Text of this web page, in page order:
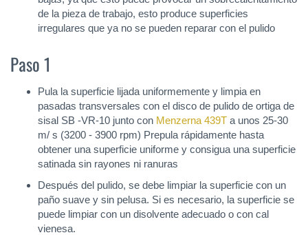
de la pieza de trabajo, esto produce superficies
irregulares que ya no se pueden reparar con el pulido
Paso 1
Pula la superficie lijada uniformemente y limpia en
pasadas transversales con el disco de pulido de ortiga de
sisal SB -VR-10 junto con Menzerna 439T a unos 25-30
m/ s (3200 - 3900 rpm) Prepula rápidamente hasta
obtener una superficie uniforme y consigua una superficie
satinada sin rayones ni ranuras
Después del pulido, se debe limpiar la superficie con un
paño suave y sin pelusa. Si es necesario, la superficie se
puede limpiar con un disolvente adecuado o con cal
vienesa.